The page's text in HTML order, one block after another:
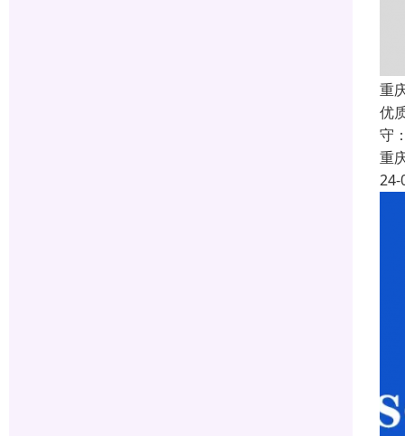
重
优
守
重
24-